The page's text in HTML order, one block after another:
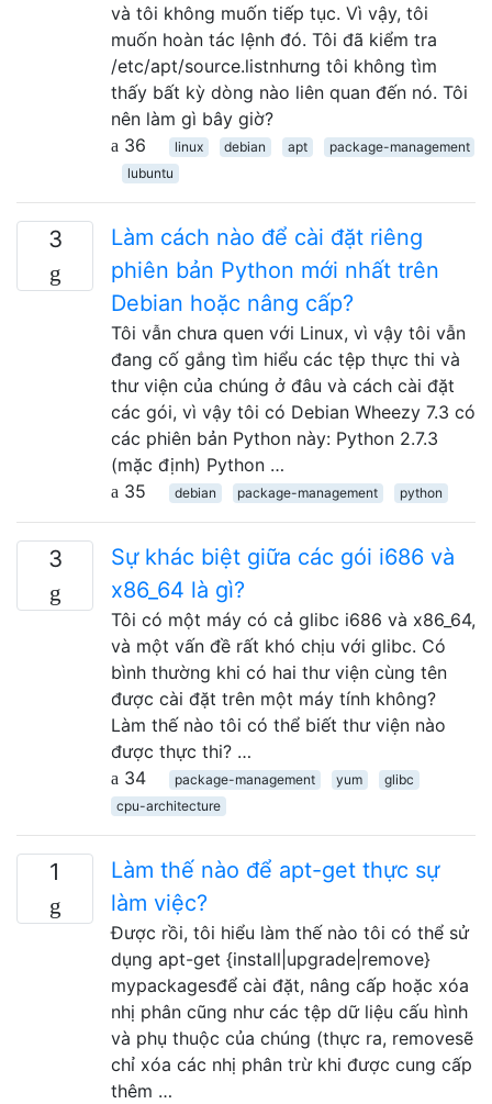
và tôi không muốn tiếp tục. Vì vậy, tôi
muốn hoàn tác lệnh đó. Tôi đã kiểm tra
/etc/apt/source.listnhưng tôi không tìm
thấy bất kỳ dòng nào liên quan đến nó. Tôi
nên làm gì bây giờ?
36
linux debian apt
package-management
lubuntu
3
Làm cách nào để cài đặt riêng
phiên bản Python mới nhất trên
Debian hoặc nâng cấp?
Tôi vẫn chưa quen với Linux, vì vậy tôi vẫn
đang cố gắng tìm hiểu các tệp thực thi và
thư viện của chúng ở đâu và cách cài đặt
các gói, vì vậy tôi có Debian Wheezy 7.3 có
các phiên bản Python này: Python 2.7.3
(mặc định) Python …
35
debian package-management python
3
Sự khác biệt giữa các gói i686 và
x86_64 là gì?
Tôi có một máy có cả glibc i686 và x86_64,
và một vấn đề rất khó chịu với glibc. Có
bình thường khi có hai thư viện cùng tên
được cài đặt trên một máy tính không?
Làm thế nào tôi có thể biết thư viện nào
được thực thi? …
34
package-management yum
glibc
cpu-architecture
1
Làm thế nào để apt-get thực sự
làm việc?
Được rồi, tôi hiểu làm thế nào tôi có thể sử
dụng apt-get {install|upgrade|remove}
mypackagesđể cài đặt, nâng cấp hoặc xóa
nhị phân cũng như các tệp dữ liệu cấu hình
và phụ thuộc của chúng (thực ra, removesẽ
chỉ xóa các nhị phân trừ khi được cung cấp
thêm …